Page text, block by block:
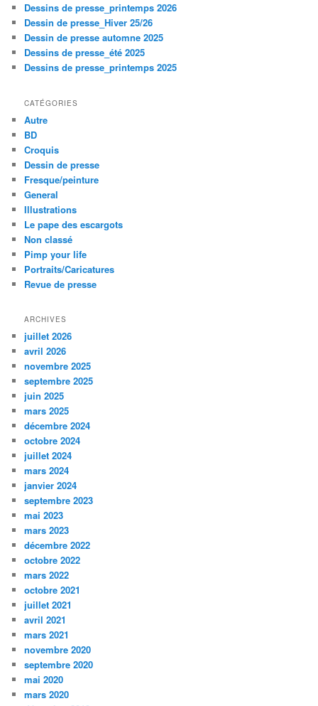
Dessins de presse_printemps 2026
Dessin de presse_Hiver 25/26
Dessin de presse automne 2025
Dessins de presse_été 2025
Dessins de presse_printemps 2025
CATÉGORIES
Autre
BD
Croquis
Dessin de presse
Fresque/peinture
General
Illustrations
Le pape des escargots
Non classé
Pimp your life
Portraits/Caricatures
Revue de presse
ARCHIVES
juillet 2026
avril 2026
novembre 2025
septembre 2025
juin 2025
mars 2025
décembre 2024
octobre 2024
juillet 2024
mars 2024
janvier 2024
septembre 2023
mai 2023
mars 2023
décembre 2022
octobre 2022
mars 2022
octobre 2021
juillet 2021
avril 2021
mars 2021
novembre 2020
septembre 2020
mai 2020
mars 2020